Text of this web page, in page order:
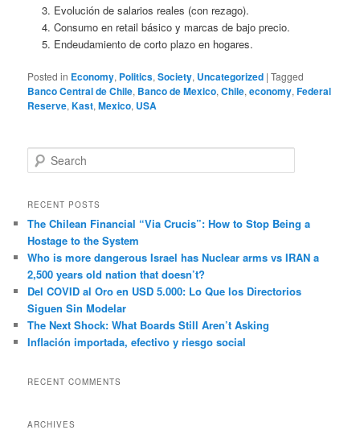
Evolución de salarios reales (con rezago).
Consumo en retail básico y marcas de bajo precio.
Endeudamiento de corto plazo en hogares.
Posted in Economy, Politics,Society, Uncategorized |Tagged
Banco Central de Chile, Banco de Mexico,Chile,economy,Federal
Reserve,Kast,Mexico, USA
e
r
h
RECENT POSTS
The Chilean Financial “Via Crucis”: How to Stop Being a
Hostage to the System
Who is more dangerous Israel has Nuclear arms vs IRAN a
2,500 years old nation that doesn’t?
Del COVID al Oro en USD 5.000: Lo Que los Directorios
Siguen Sin Modelar
The Next Shock: What Boards Still Aren’t Asking
Inflación importada, efectivo y riesgo social
RECENT COMMENTS
ARCHIVES